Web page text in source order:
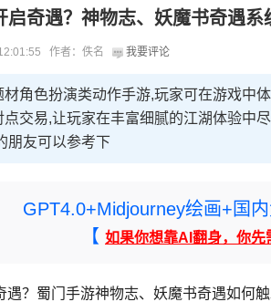
启奇遇？神物志、妖魔书奇遇系
作者：佚名 我要评论
材角色扮演类动作手游,玩家可在游戏中
交易,让玩家在丰富细腻的江湖体验中
朋友可以参考下
GPT4.0+Midjourney绘画+国
【 如果你想靠AI翻身，你先
遇？蜀门手游神物志、妖魔书奇遇如何